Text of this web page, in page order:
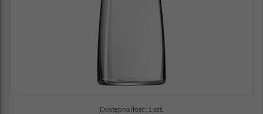
Dostępna ilość: 1 szt.